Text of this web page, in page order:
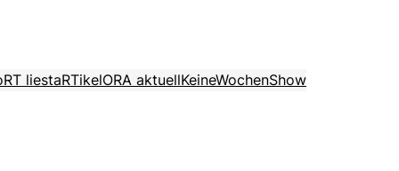
RT liestaRTikelORA aktuellKeineWochenShow